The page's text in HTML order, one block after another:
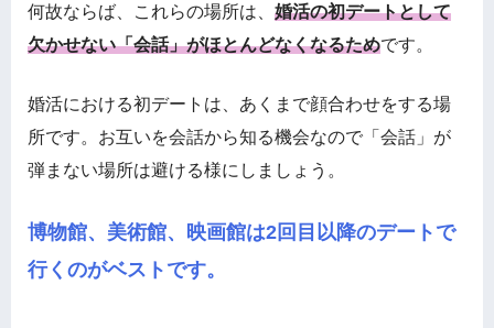
何故ならば、これらの場所は、 婚活の初デートとして
欠かせない「会話」がほとんどなくなるためです。
婚活における初デートは、あくまで顔合わせをする場
所です。お互いを会話から知る機会なので「会話」が
弾まない場所は避ける様にしましょう。
博物館、美術館、映画館は2回目以降のデートで
行くのがベストです。